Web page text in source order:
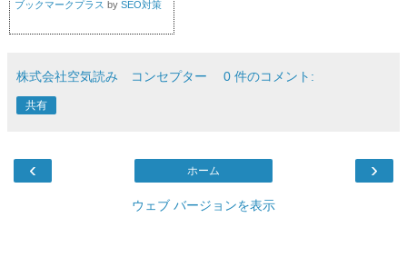
ブックマークプラス by SEO対策
株式会社空気読み コンセプター 0 件のコメント:
共有
‹ ›
ホーム
ウェブ バージョンを表示